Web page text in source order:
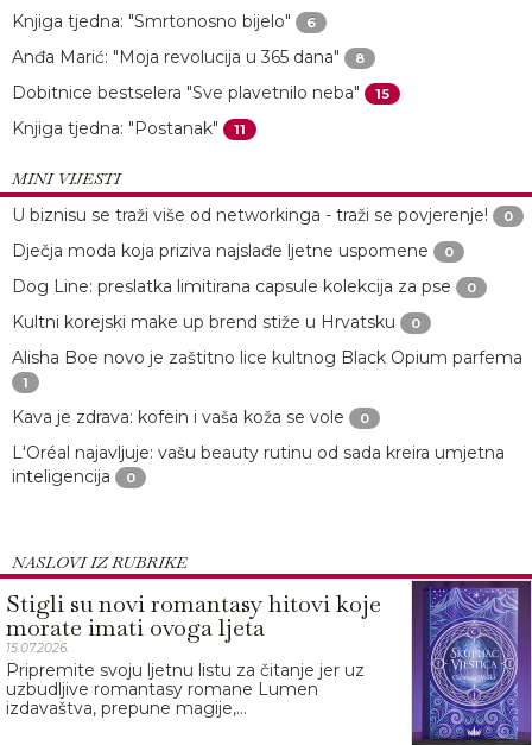
Knjiga tjedna: "Smrtonosno bijelo" 6
Anđa Marić: "Moja revolucija u 365 dana" 8
Dobitnice bestselera "Sve plavetnilo neba" 15
Knjiga tjedna: "Postanak" 11
MINI VIJESTI
U biznisu se traži više od networkinga - traži se povjerenje!
0
Dječja moda koja priziva najslađe ljetne uspomene 0
Dog Line: preslatka limitirana capsule kolekcija za pse 0
Kultni korejski make up brend stiže u Hrvatsku 0
Alisha Boe novo je zaštitno lice kultnog Black Opium parfema
1
Kava je zdrava: kofein i vaša koža se vole 0
L'Oréal najavljuje: vašu beauty rutinu od sada kreira umjetna
inteligencija
0
NASLOVI IZ RUBRIKE
Stigli su novi romantasy hitovi koje
morate imati ovoga ljeta
15.07.2026.
Pripremite svoju ljetnu listu za čitanje jer uz
uzbudljive romantasy romane Lumen
izdavaštva, prepune magije,...